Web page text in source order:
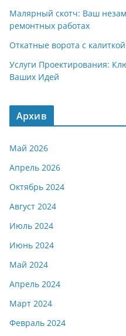
Малярный скотч: Ваш
ремонтных работах
Откатные ворота с калиткой
Услуги Проектирования:
Ваших Идей
Архив
Май 2026
Апрель 2026
Октябрь 2024
Август 2024
Июль 2024
Июнь 2024
Май 2024
Апрель 2024
Март 2024
Февраль 2024